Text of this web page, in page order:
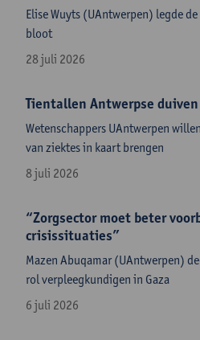
Elise Wuyts (UAntwerpen) legde
bloot
28 juli 2026
Tientallen Antwerpse
Wetenschappers UAntwerpen
van ziektes in kaart brengen
8 juli 2026
“Zorgsector moet beter
crisissituaties”
Mazen Abuqamar (UAntwerpen)
rol verpleegkundigen in Gaza
6 juli 2026